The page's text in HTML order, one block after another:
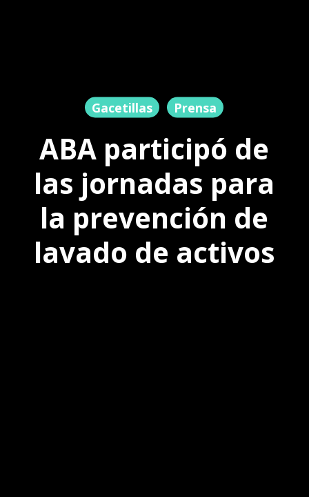
Gacetillas Prensa
ABA participó de
las jornadas para
la prevención de
lavado de activos